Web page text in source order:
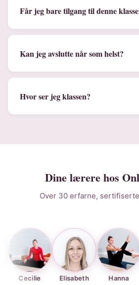
Får jeg bare tilgang til denne
Kan jeg avslutte når som helst?
Hvor ser jeg klassen?
Dine lærere hos
Over 30 erfarne,
Elisabeth Hanna